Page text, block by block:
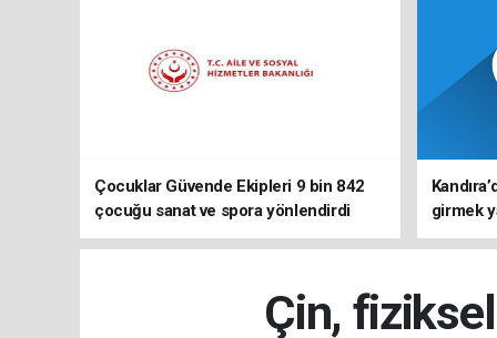
Çocuklar Güvende Ekipleri 9 bin 842
çocuğu sanat ve spora yönlendirdi
girmek
Çin, fiziksel